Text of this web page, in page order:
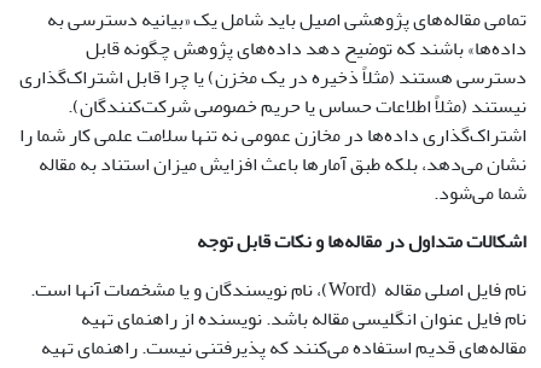
تمامی مقاله‌های پژوهشی اصیل باید شامل یک «بیانیه دسترسی به
داده‌ها» باشند که توضیح دهد داده‌های پژوهش چگونه قابل
دسترسی هستند (مثلاً ذخیره در یک مخزن) یا چرا قابل اشتراک‌گذاری
نیستند (مثلاً اطلاعات حساس یا حریم خصوصی شرکت‌کنندگان).
اشتراک‌گذاری داده‌ها در مخازن عمومی نه تنها سلامت علمی کار شما را
نشان می‌دهد، بلکه طبق آمارها باعث افزایش میزان استناد به مقاله
شما می‌شود.
اشکالات متداول در مقاله‌ها و نکات قابل توجه
نام فایل اصلی مقاله (Word)، نام نویسندگان و یا مشخصات آنها است.
نام فایل عنوان انگلیسی مقاله باشد. نویسنده از راهنمای تهیه
مقاله‌های قدیم استفاده ‌‌می‌کنند که پذیرفتنی نیست. راهنمای تهیه